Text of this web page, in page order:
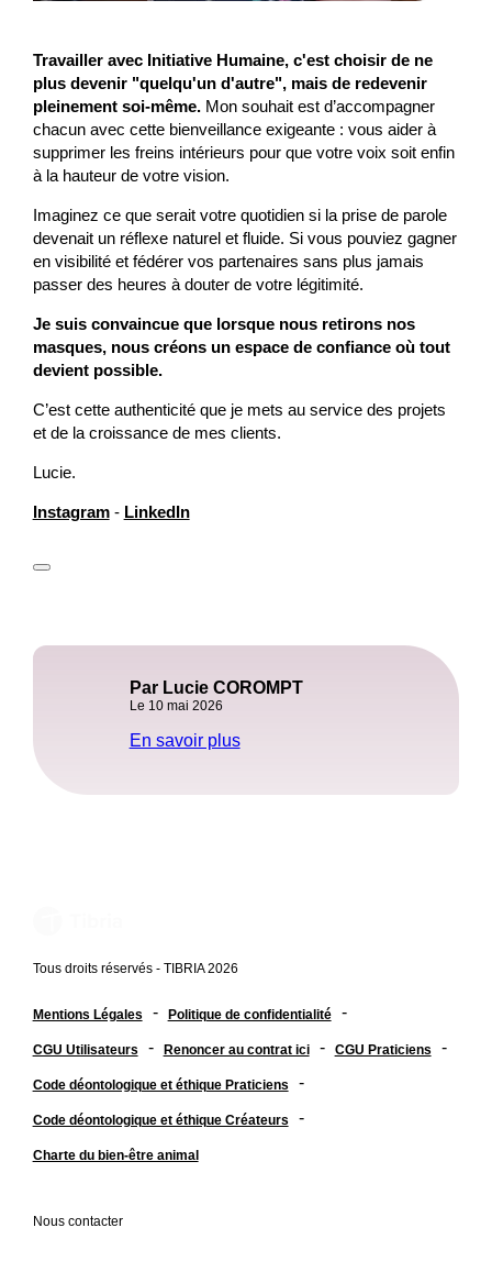
Travailler avec Initiative Humaine, c'est choisir de ne
plus devenir "quelqu'un d'autre", mais de redevenir
pleinement soi-même.Mon souhait est d’accompagner
chacun avec cette bienveillance exigeante : vous aider à
supprimer les freins intérieurs pour que votre voix soit enfin
à la hauteur de votre vision.
Imaginez ce que serait votre quotidien si la prise de parole
devenait un réflexe naturel et fluide. Si vous pouviez gagner
en visibilité et fédérer vos partenaires sans plus jamais
passer des heures à douter de votre légitimité.
Je suis convaincue que lorsque nous retirons nos
masques, nous créons un espace de confiance où tout
devient possible.
C’est cette authenticité que je mets au service des projets
et de la croissance de mes clients.
Lucie.
Instagram- LinkedIn
Par Lucie COROMPT
Le 10 mai 2026
En savoir plus
Tous droits réservés - TIBRIA 2026
Mentions Légales - Politique de confidentialité -
CGU Utilisateurs - Renoncer au contrat ici - CGU Praticiens -
Code déontologique et éthique Praticiens -
Code déontologique et éthique Créateurs -
Charte du bien-être animal
Nous contacter